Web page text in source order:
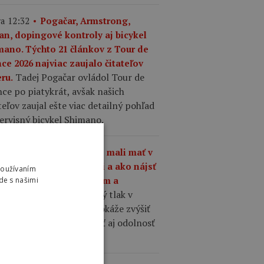
12:32
Pogačar, Armstrong,
dopingové kontroly aj bicykel
Týchto 21 článkov z Tour de
2026 najviac zaujalo čitateľov
Tadej Pogačar ovládol Tour de
po piatykrát, avšak našich
zaujal ešte viac detailný pohľad
bicykel Shimano.
10:01
Aký tlak by ste mali mať v
na cestnom bicykli a ako nájsť
medzi komfortom a
Správne zvolený tlak v
cestného bicykla dokáže zvýšiť
komfort, priľnavosť aj odolnosť
s našimi